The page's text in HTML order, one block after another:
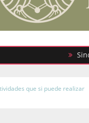
Sindicato
que si puede realizar